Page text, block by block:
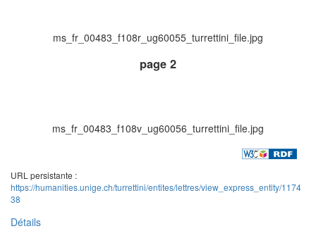
ms_fr_00483_f108r_ug60055_turrettini_file.jpg
page 2
ms_fr_00483_f108v_ug60056_turrettini_file.jpg
URL persistante :
https://humanities.unige.ch/turrettini/entites/lettres/view_express_entity/1174
38
Détails